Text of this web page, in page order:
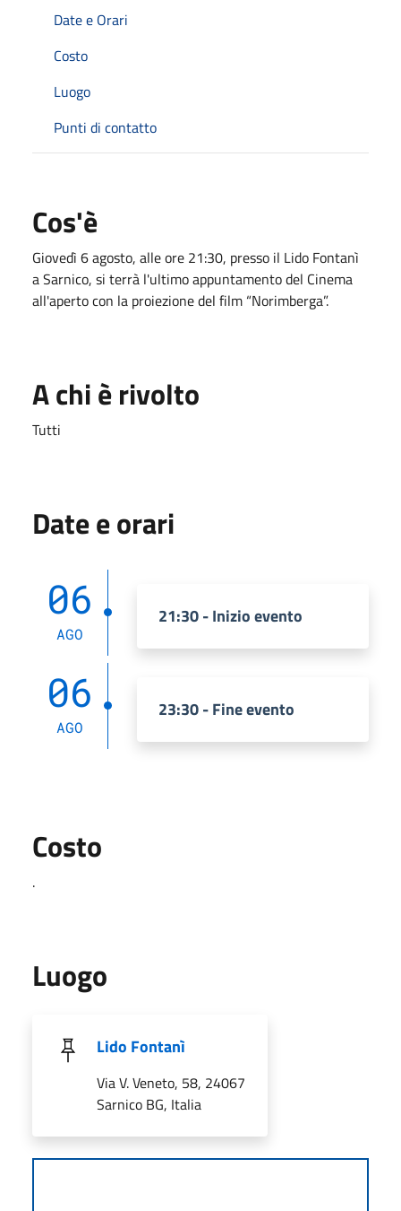
Date e Orari
Costo
Luogo
Punti di contatto
Cos'è
Giovedì 6 agosto, alle ore 21:30, presso il Lido Fontanì
a Sarnico, si terrà l'ultimo appuntamento del Cinema
all'aperto con la proiezione del film “Norimberga”.
A chi è rivolto
Tutti
Date e orari
06
AGO
21:30 - Inizio evento
06
AGO
23:30 - Fine evento
Costo
.
Luogo
Lido Fontanì
Via V. Veneto, 58, 24067
Sarnico BG, Italia